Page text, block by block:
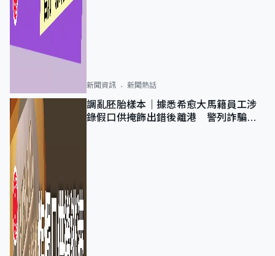
新聞資訊 新聞熱話
調亂胚胎樣本｜據悉希愈大馬籍員工涉
錄假口供掩飾出錯後離港 警列詐騙